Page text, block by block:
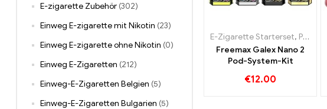
E-Zigarette Starterset, Pod
Freemax Galex Nano 2
Pod-System-Kit
€12.00
E-zigarette Zubehör (302)
Einweg E-zigarette mit Nikotin (23)
Einweg E-zigarette ohne Nikotin (0)
Einweg E-Zigaretten (212)
Einweg-E-Zigaretten Belgien (5)
Einweg-E-Zigaretten Bulgarien (5)